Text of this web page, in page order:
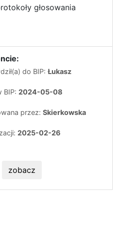
głosowania
do BIP: Łukasz
BIP: 2024-05-08
przez: Skierkowska
2025-02-26
zobacz